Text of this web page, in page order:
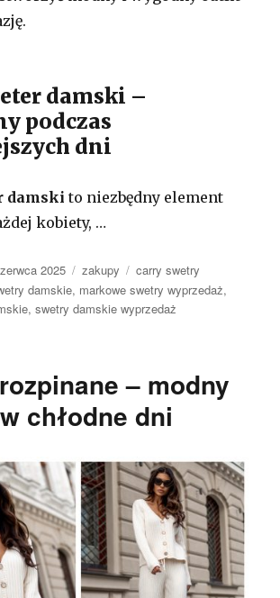
damski –
podczas
dni
damski to niezbędny element
kobiety, …
2025 Kategorie
zakupy Tagi
carry swetry
damskie, markowe swetry wyprzedaż,
,swetry damskie wyprzedaż
– modny
chłodne dni